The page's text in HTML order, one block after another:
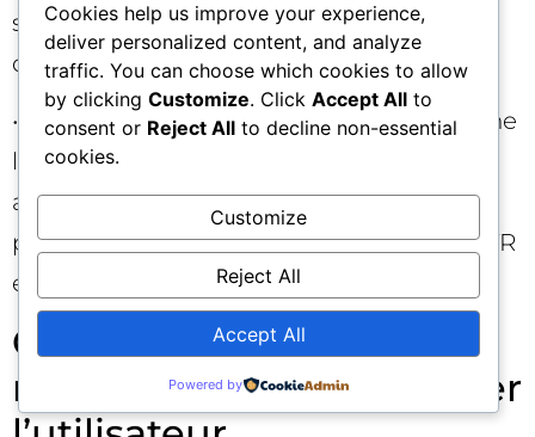
sur la citabilité. A/B testez les formats
d’intro et de conclusion.
• Tableaux de bord: suivez chaque semaine
l’évolution de la part de requêtes avec
aperçu IA, votre taux de citation et la
profondeur des blocs IA. Corrélez avec CTR
et conversions assistées.
Comment écrire pour la
recherche IA sans sacrifier
Cookies help us improve your experience,
deliver personalized content, and analyze
traffic. You can choose which cookies to allow
by clicking Customize. Click Accept All to
consent or Reject All to decline non-essential
cookies.
Customize
Reject All
Accept All
Powered by